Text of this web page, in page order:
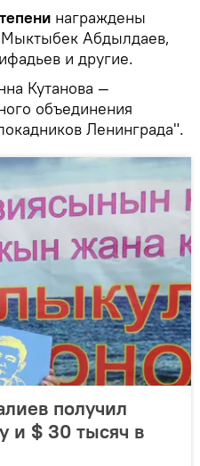
награждены
Абдылдаев,
и другие.
Кутанова —
объединения
Ленинграда".
получил
и $ 30 тысяч в